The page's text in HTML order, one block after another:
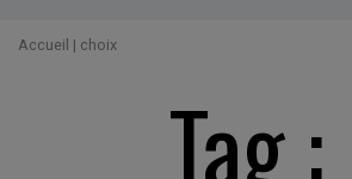
Accueil | choix
Tag :